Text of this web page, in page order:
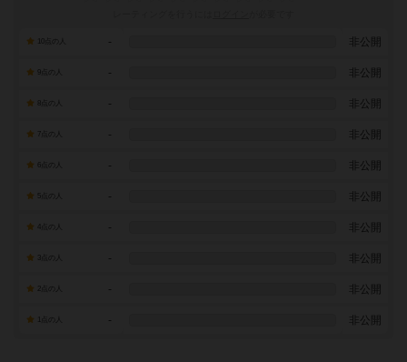
- 非公開
- 非公開
- 非公開
7点の人 - 非公開
- 非公開
- 非公開
- 非公開
- 非公開
- 非公開
- 非公開